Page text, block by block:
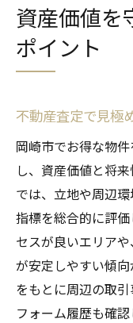
資産価値を
ポイント
不動産査定で見極
岡崎市でお得な物
し、資産価値と将
では、立地や周辺
指標を総合的に評
セスが良いエリア
が安定しやすい傾
をもとに周辺の取
フォーム履歴も確